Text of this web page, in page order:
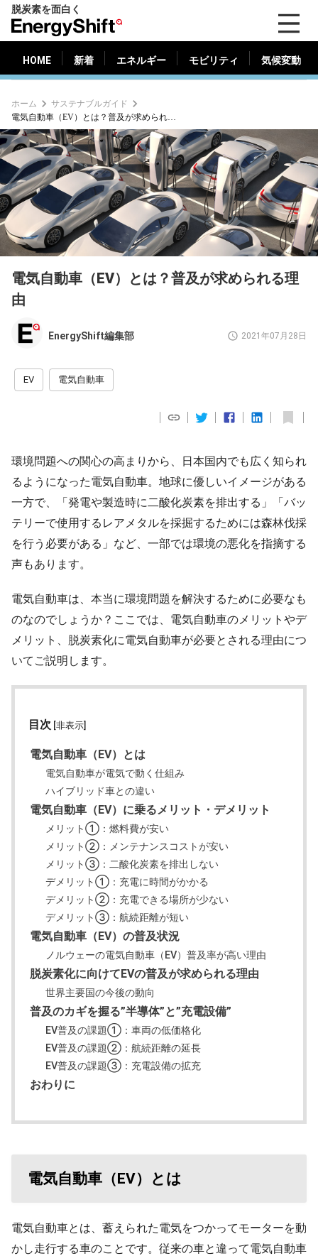
脱炭素を面白く
ナ
ジ
ー
フ
ト）
HOME 新着 エネルギー モビリティ 気候変動
新着 エネルギー 気候変動
ホーム サステナブルガイド
電気自動車（EV）とは？普及が求められる理由
電気自動車（EV）とは？普及が求められる理
由
EnergyShift編集部 2021年07月28日
EV 電気自動車
環境問題への関心の高まりから、日本国内でも広く知られ
るようになった電気自動車。地球に優しいイメージがある
一方で、「発電や製造時に二酸化炭素を排出する」「バッ
テリーで使用するレアメタルを採掘するためには森林伐採
を行う必要がある」など、一部では環境の悪化を指摘する
声もあります。
電気自動車は、本当に環境問題を解決するために必要なも
のなのでしょうか？ここでは、電気自動車のメリットやデ
メリット、脱炭素化に電気自動車が必要とされる理由につ
いてご説明します。
目次 [非表示]
電気自動車（EV）とは
電気自動車が電気で動く仕組み
ハイブリッド車との違い
電気自動車（EV）に乗るメリット・デメリット
メリット①：燃料費が安い
メリット②：メンテナンスコストが安い
メリット③：二酸化炭素を排出しない
デメリット①：充電に時間がかかる
デメリット②：充電できる場所が少ない
デメリット③：航続距離が短い
電気自動車（EV）の普及状況
ノルウェーの電気自動車（EV）普及率が高い理由
脱炭素化に向けてEVの普及が求められる理由
世界主要国の今後の動向
普及のカギを握る”半導体”と”充電設備”
EV普及の課題①：車両の低価格化
EV普及の課題②：航続距離の延長
EV普及の課題③：充電設備の拡充
おわりに
電気自動車（EV）とは
電気自動車とは、蓄えられた電気をつかってモーターを動
かし走行する車のことです。従来の車と違って電気自動車